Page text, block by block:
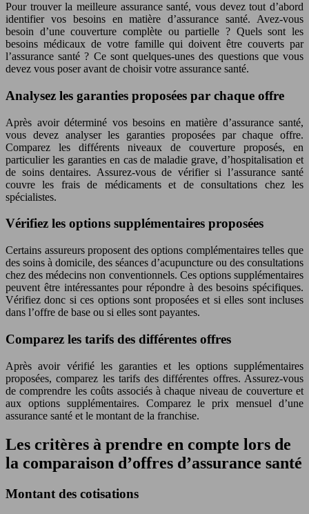
Pour trouver la meilleure assurance santé, vous devez tout d’abord
identifier vos besoins en matière d’assurance santé. Avez-vous
besoin d’une couverture complète ou partielle ? Quels sont les
besoins médicaux de votre famille qui doivent être couverts par
l’assurance santé ? Ce sont quelques-unes des questions que vous
devez vous poser avant de choisir votre assurance santé.
Analysez les garanties proposées par chaque offre
Après avoir déterminé vos besoins en matière d’assurance santé,
vous devez analyser les garanties proposées par chaque offre.
Comparez les différents niveaux de couverture proposés, en
particulier les garanties en cas de maladie grave, d’hospitalisation et
de soins dentaires. Assurez-vous de vérifier si l’assurance santé
couvre les frais de médicaments et de consultations chez les
spécialistes.
Vérifiez les options supplémentaires proposées
Certains assureurs proposent des options complémentaires telles que
des soins à domicile, des séances d’acupuncture ou des consultations
chez des médecins non conventionnels. Ces options supplémentaires
peuvent être intéressantes pour répondre à des besoins spécifiques.
Vérifiez donc si ces options sont proposées et si elles sont incluses
dans l’offre de base ou si elles sont payantes.
Comparez les tarifs des différentes offres
Après avoir vérifié les garanties et les options supplémentaires
proposées, comparez les tarifs des différentes offres. Assurez-vous
de comprendre les coûts associés à chaque niveau de couverture et
aux options supplémentaires. Comparez le prix mensuel d’une
assurance santé et le montant de la franchise.
Les critères à prendre en compte lors de
la comparaison d’offres d’assurance santé
Montant des cotisations